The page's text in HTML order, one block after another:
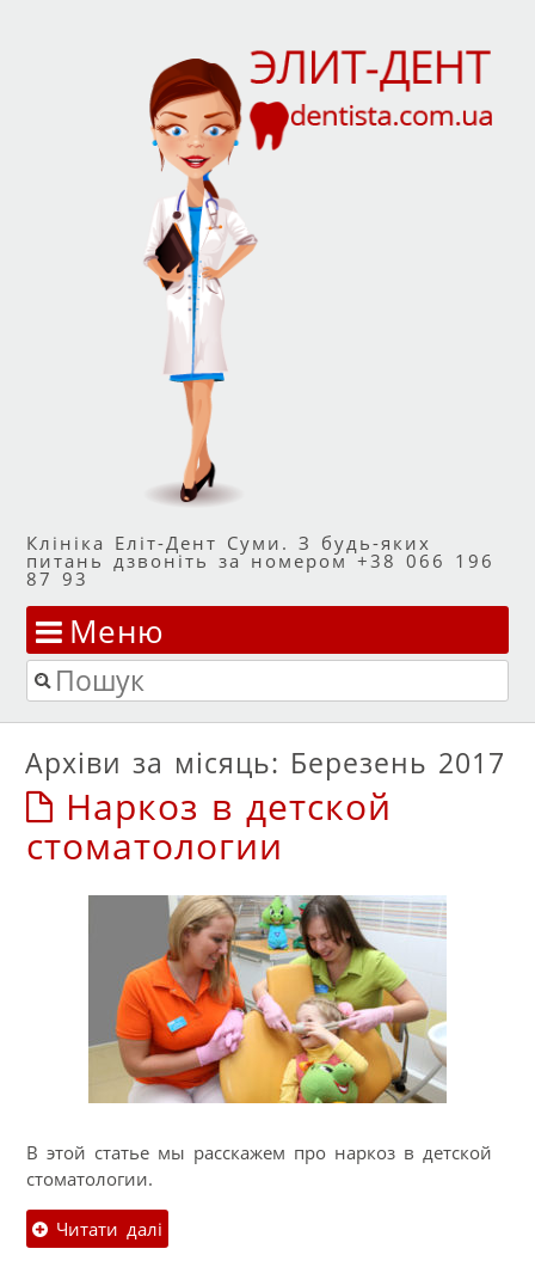
Клініка Еліт-Дент Суми. З будь-яких
питань дзвоніть за номером +38 066 196
87 93
Меню
Перейти до змісту
Пошук
Архіви за місяць: Березень 2017
Наркоз в детской
стоматологии
В этой статье мы расскажем про наркоз в детской
стоматологии.
Читати далі